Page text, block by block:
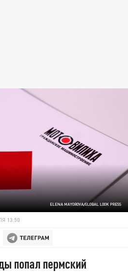
ELENA MAYOROVA/GLOBAL LOOK PRESS
13:50
попал пермский